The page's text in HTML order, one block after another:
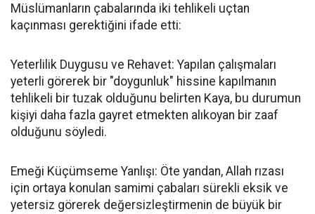
Müslümanların çabalarında iki tehlikeli uçtan
kaçınması gerektiğini ifade etti:
Yeterlilik Duygusu ve Rehavet: Yapılan çalışmaları
yeterli görerek bir "doygunluk" hissine kapılmanın
tehlikeli bir tuzak olduğunu belirten Kaya, bu durumun
kişiyi daha fazla gayret etmekten alıkoyan bir zaaf
olduğunu söyledi.
Emeği Küçümseme Yanlışı: Öte yandan, Allah rızası
için ortaya konulan samimi çabaları sürekli eksik ve
yetersiz görerek değersizleştirmenin de büyük bir